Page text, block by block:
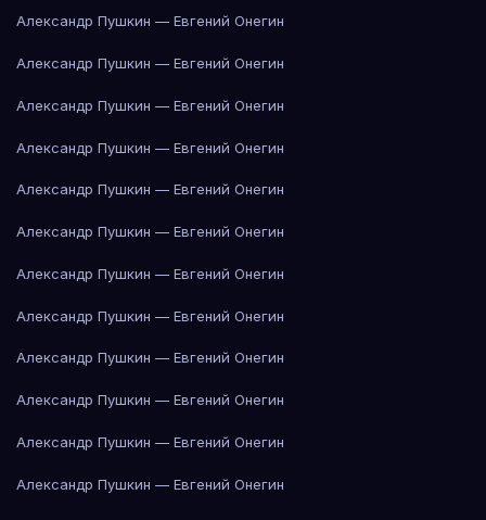
Александр Пушкин — Евгений Онегин
Александр Пушкин — Евгений Онегин
Александр Пушкин — Евгений Онегин
Александр Пушкин — Евгений Онегин
Александр Пушкин — Евгений Онегин
Александр Пушкин — Евгений Онегин
Александр Пушкин — Евгений Онегин
Александр Пушкин — Евгений Онегин
Александр Пушкин — Евгений Онегин
Александр Пушкин — Евгений Онегин
Александр Пушкин — Евгений Онегин
Александр Пушкин — Евгений Онегин